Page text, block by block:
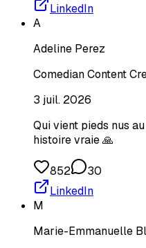
LinkedIn
A
Adeline Perez
Comedian Content
3 juil. 2026
Qui vient pieds nus
histoire vraie 🙏
852
30
LinkedIn
M
Marie-Emmanuelle